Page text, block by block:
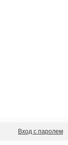
Вход с паролем